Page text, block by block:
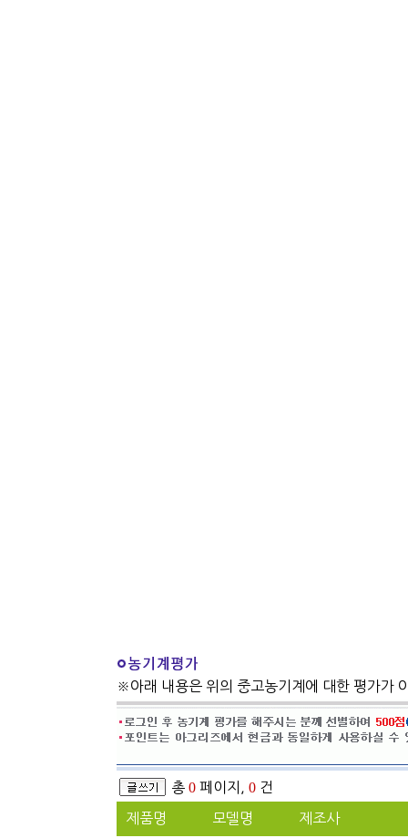
※아래 내용은 위의 중고농기계에 대한 평가가
총 0 페이지, 0 건
제품명 모델명 제조사